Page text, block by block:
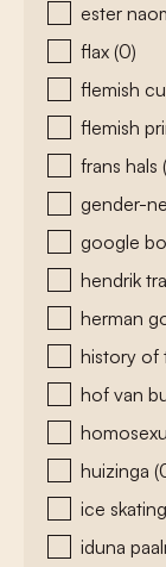
ester
flax (0)
flemish
flemish
frans hals
gender-
google
hendrik
herman
history of
hof van
huizinga
ice skating
iduna